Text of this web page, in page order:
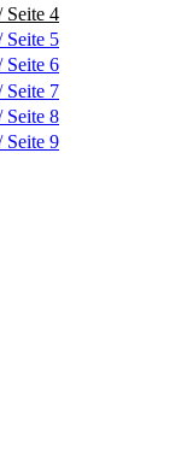
Seite 4
Seite 5
Seite 6
Seite 7
Seite 8
Seite 9